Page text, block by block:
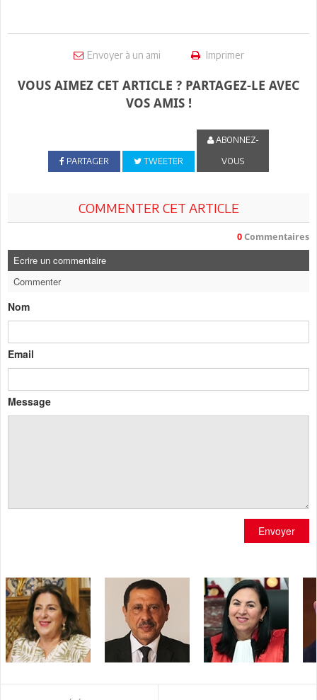
Envoyer à un ami Imprimer
VOUS AIMEZ CET ARTICLE ? PARTAGEZ-LE AVEC
VOS AMIS !
PARTAGER TWEETER
ABONNEZ-
VOUS
COMMENTER CET ARTICLE
0 Commentaires
Ecrire un commentaire
Commenter
Nom
Email
Message
Envoyer